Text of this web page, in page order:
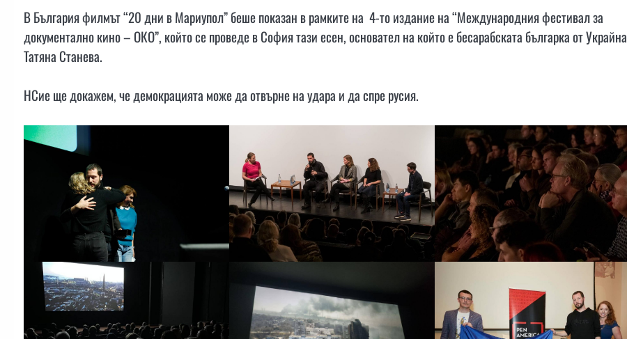
В България филмът “20 дни в Мариупол” беше показан в рамките на 4-то издание на “Международния фестивал за
документално кино – ОКО”, който се проведе в София тази есен, основател на който е бесарабската българка от Украйна
Татяна Станева.
НСие ще докажем, че демокрацията може да отвърне на удара и да спре русия.